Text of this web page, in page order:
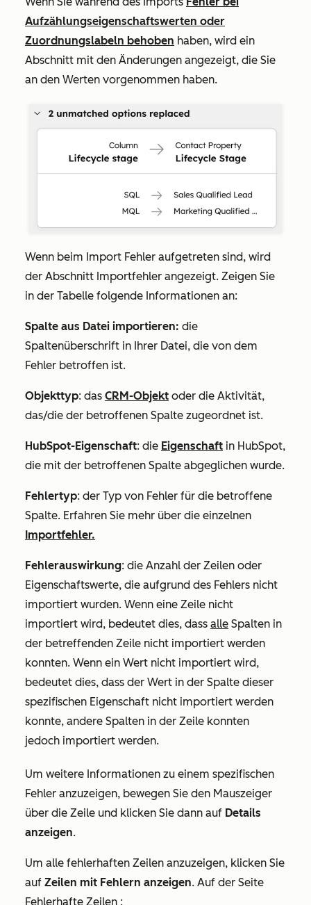
Aufzählungseigenschaftswerten oder
Zuordnungslabeln behoben haben, wird ein
Abschnitt mit den Änderungen angezeigt, die Sie
an den Werten vorgenommen haben.
Wenn beim Import Fehler aufgetreten sind, wird
der Abschnitt Importfehler angezeigt. Zeigen Sie
in der Tabelle folgende Informationen an:
Spalte aus Datei importieren: die
Spaltenüberschrift in Ihrer Datei, die von dem
Fehler betroffen ist.
Objekttyp: das CRM-Objekt oder die Aktivität,
das/die der betroffenen Spalte zugeordnet ist.
HubSpot-Eigenschaft: die Eigenschaft in HubSpot,
die mit der betroffenen Spalte abgeglichen wurde.
Fehlertyp: der Typ von Fehler für die betroffene
Spalte. Erfahren Sie mehr über die einzelnen
Importfehler.
Fehlerauswirkung: die Anzahl der Zeilen oder
Eigenschaftswerte, die aufgrund des Fehlers nicht
importiert wurden. Wenn eine Zeile nicht
importiert wird, bedeutet dies, dass alle Spalten in
der betreffenden Zeile nicht importiert werden
konnten. Wenn ein Wert nicht importiert wird,
bedeutet dies, dass der Wert in der Spalte dieser
spezifischen Eigenschaft nicht importiert werden
konnte, andere Spalten in der Zeile konnten
jedoch importiert werden.
Um weitere Informationen zu einem spezifischen
Fehler anzuzeigen, bewegen Sie den Mauszeiger
über die Zeile und klicken Sie dann auf Details
anzeigen.
Um alle fehlerhaften Zeilen anzuzeigen, klicken Sie
auf Zeilen mit Fehlern anzeigen. Auf der Seite
Fehlerhafte Zeilen :